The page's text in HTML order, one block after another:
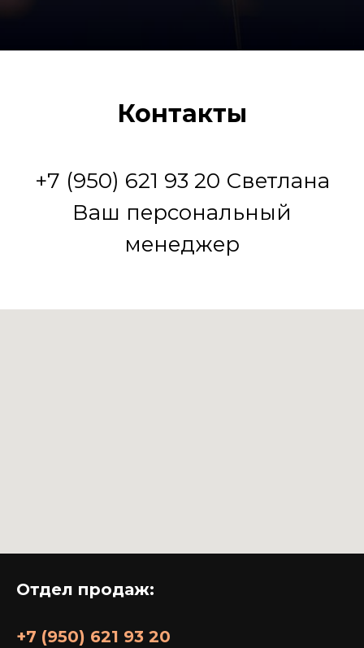
Контакты
+7 (950) 621 93 20 Светлана
Ваш персональный
менеджер
Отдел продаж:
+7 (950) 621 93 20